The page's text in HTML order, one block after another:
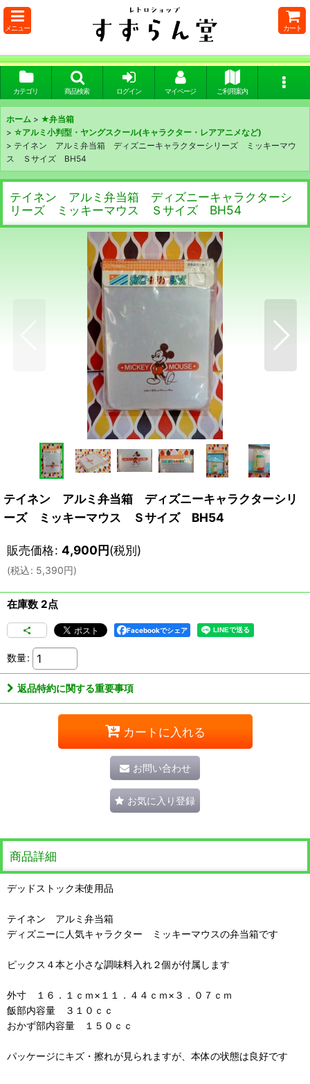
メニュー カート
カテゴリ 商品検索 ログイン マイページ ご利用案内
ホーム > ★弁当箱
> ☆アルミ小判型・ヤングスクール(キャラクター・レアアニメなど)
> テイネン アルミ弁当箱 ディズニーキャラクターシリーズ ミッキーマウ
ス Ｓサイズ BH54
テイネン アルミ弁当箱 ディズニーキャラクターシ
リーズ ミッキーマウス Ｓサイズ BH54
テイネン アルミ弁当箱 ディズニーキャラクターシリ
ーズ ミッキーマウス Ｓサイズ BH54
販売価格: 4,900円(税別)
(税込: 5,390円)
在庫数 2点
Facebookでシェア
数量:
返品特約に関する重要事項
カートに入れる
お問い合わせ
お気に入り登録
商品詳細
デッドストック未使用品
テイネン アルミ弁当箱
ディズニーに人気キャラクター ミッキーマウスの弁当箱です
ピックス４本と小さな調味料入れ２個が付属します
外寸 １６．１ｃｍ×１１．４４ｃｍ×３．０７ｃｍ
飯部内容量 ３１０ｃｃ
おかず部内容量 １５０ｃｃ
パッケージにキズ・擦れが見られますが、本体の状態は良好です